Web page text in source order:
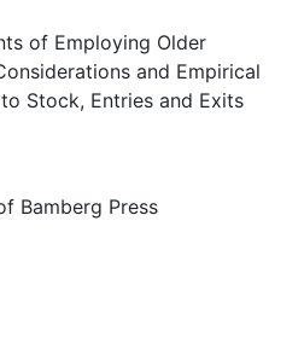
of Employing Older
and Empirical
Stock, Entries and Exits
Bamberg Press